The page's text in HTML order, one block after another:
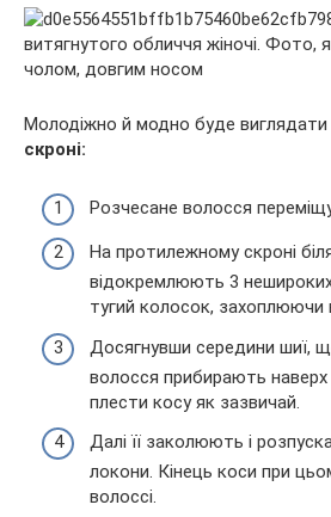
Молодіжно й модно буде виглядати
скроні:
Розчесане волосся
На протилежному скроні
відокремлюють 3
тугий колосок, захоплюючи
Досягнувши середини шиї,
волосся прибирають
плести косу як зазвичай.
Далі її заколюють і
локони. Кінець коси при
волоссі.